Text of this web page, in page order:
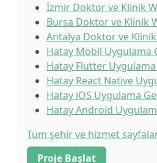
İzmir Doktor ve Klinik
Bursa Doktor ve Klinik
Antalya Doktor ve
Hatay Mobil Uygulama
Hatay Flutter
Hatay React Native
Hatay iOS Uygulama
Hatay Android
Tüm şehir ve hizmet
Proje Başlat